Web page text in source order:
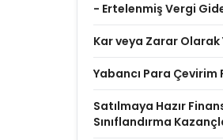
- Ertelenmiş Vergi
Kar veya Zarar Olarak
Yabancı Para Çevirim
Satılmaya Hazır
Sınıflandırma